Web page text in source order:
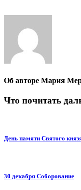
Об авторе Мария
Что почитать
День памяти Святого
30 декабря Соборование